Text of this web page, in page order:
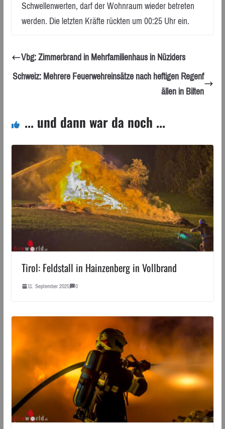
Schwellenwerten, darf der Wohnraum wieder betreten
werden. Die letzten Kräfte rückten um 00:25 Uhr ein.
Vbg: Zimmerbrand in Mehrfamilienhaus in Nüziders
Schweiz: Mehrere Feuerwehreinsätze nach heftigen Regenf
ällen in Bilten
... und dann war da noch ...
Tirol: Feldstall in Hainzenberg in Vollbrand
11. September 2025 0